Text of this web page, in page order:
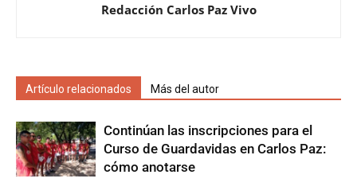
Redacción Carlos Paz Vivo
Artículo relacionados Más del autor
Continúan las inscripciones para el
Curso de Guardavidas en Carlos Paz:
cómo anotarse